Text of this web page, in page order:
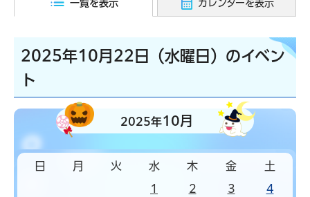
一覧を表示 カレンダーを表示
2025年10月22日（水曜日）のイベン
ト
2025年10月
日 月 火 水 木 金 土
1 2 3 4